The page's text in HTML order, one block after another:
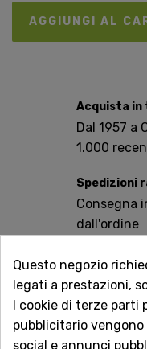
AGGIUNGI AL
Acquista
Dal 1957 a
1.000
Spedizioni
Consegna
dall'ordine
Servizio
Contattaci
qualsiasi
Ingredienti
Questo negozio
legati a prestazioni,
I cookie di terze parti
pubblicitario
social e annunci